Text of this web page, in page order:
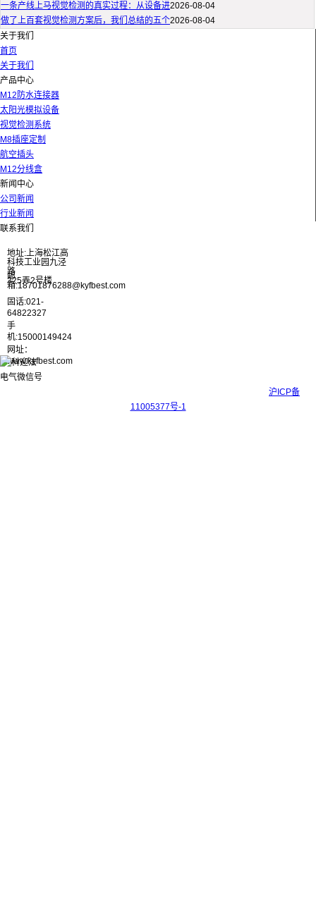
一条产线上马视觉检测的真实过程：从设备进2026-08-04
做了上百套视觉检测方案后，我们总结的五个2026-08-04
关于我们
首页
关于我们
产品中心
M12防水连接器
太阳光模拟设备
视觉检测系统
M8插座定制
航空插头
M12分线盒
新闻中心
公司新闻
行业新闻
联系我们
地址:上海松江高
科技工业园九泾
路
325弄2号楼
邮
箱:18701876288@kyfbest.com
固话:021-
64822327
手
机:15000149424
网址：
www.kyfbest.com
沪ICP备
11005377号-1